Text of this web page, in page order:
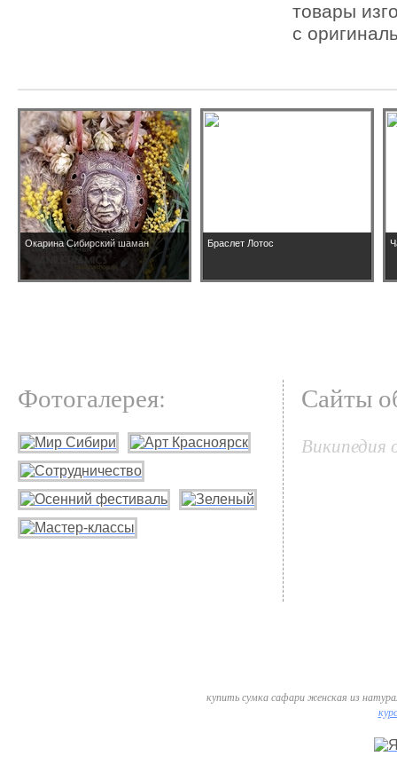
товары
с
Окарина Сибирский шаман Браслет Лотос
Фотогалерея: Сайты
Википедия
купить сумка сафари женская из